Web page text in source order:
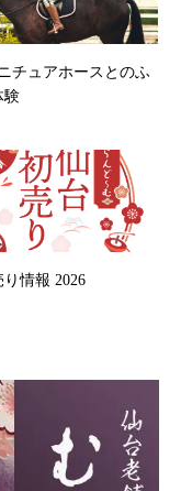
チュアホースとのふ
験
情報 2026